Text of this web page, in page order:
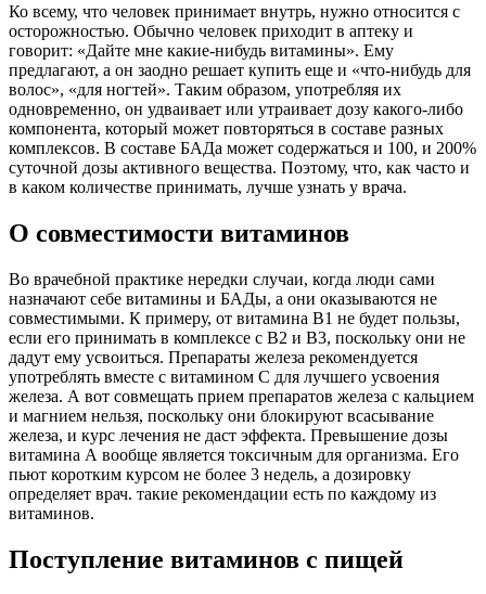
Ко всему, что человек принимает внутрь, нужно относится с
осторожностью. Обычно человек приходит в аптеку и
говорит: «Дайте мне какие-нибудь витамины». Ему
предлагают, а он заодно решает купить еще и «что-нибудь для
волос», «для ногтей». Таким образом, употребляя их
одновременно, он удваивает или утраивает дозу какого-либо
компонента, который может повторяться в составе разных
комплексов. В составе БАДа может содержаться и 100, и 200%
суточной дозы активного вещества. Поэтому, что, как часто и
в каком количестве принимать, лучше узнать у врача.
О совместимости витаминов
Во врачебной практике нередки случаи, когда люди сами
назначают себе витамины и БАДы, а они оказываются не
совместимыми. К примеру, от витамина В1 не будет пользы,
если его принимать в комплексе с В2 и В3, поскольку они не
дадут ему усвоиться. Препараты железа рекомендуется
употреблять вместе с витамином С для лучшего усвоения
железа. А вот совмещать прием препаратов железа с кальцием
и магнием нельзя, поскольку они блокируют всасывание
железа, и курс лечения не даст эффекта. Превышение дозы
витамина А вообще является токсичным для организма. Его
пьют коротким курсом не более 3 недель, а дозировку
определяет врач. такие рекомендации есть по каждому из
витаминов.
Поступление витаминов с пищей